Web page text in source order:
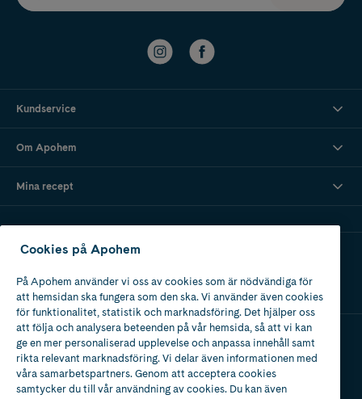
Kundservice
Om Apohem
Mina recept
Ladda ner vår app
Apotek med tillstånd
av Läkemedelsverket
Cookies på Apohem
På Apohem använder vi oss av cookies som är nödvändiga för
att hemsidan ska fungera som den ska. Vi använder även cookies
för funktionalitet, statistik och marknadsföring. Det hjälper oss
att följa och analysera beteenden på vår hemsida, så att vi kan
ge en mer personaliserad upplevelse och anpassa innehåll samt
rikta relevant marknadsföring. Vi delar även informationen med
våra samarbetspartners. Genom att acceptera cookies
samtycker du till vår användning av cookies. Du kan även